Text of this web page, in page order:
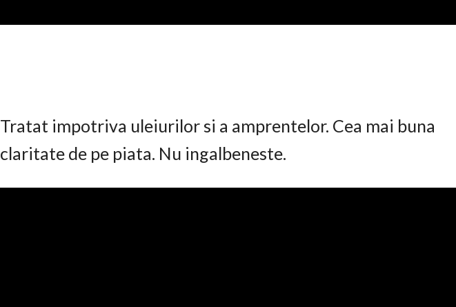
Tratat impotriva uleiurilor si a amprentelor. Cea mai buna
claritate de pe piata. Nu ingalbeneste.